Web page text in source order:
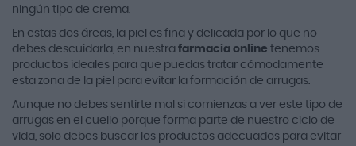
ningún tipo de crema.
En estas dos áreas, la piel es fina y delicada por lo que no
debes descuidarla, en nuestra farmacia online tenemos
productos ideales para que puedas tratar cómodamente
esta zona de la piel para evitar la formación de arrugas.
Aunque no debes sentirte mal si comienzas a ver este tipo de
arrugas en el cuello porque forma parte de nuestro ciclo de
vida, solo debes buscar los productos adecuados para evitar